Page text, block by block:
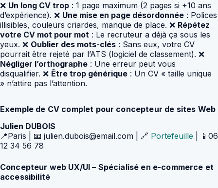
❌ Un long CV trop : 1 page maximum (2 pages si +10 ans
d’expérience). ❌ Une mise en page désordonnée : Polices
illisibles, couleurs criardes, manque de place. ❌ Répétez
votre CV mot pour mot : Le recruteur a déjà ça sous les
yeux. ❌ Oublier des mots-clés : Sans eux, votre CV
pourrait être rejeté par l’ATS (logiciel de classement). ❌
Négliger l’orthographe : Une erreur peut vous
disqualifier. ❌ Être trop générique : Un CV « taille unique
» n’attire pas l’attention.
Exemple de CV complet pour concepteur de sites Web
Julien DUBOIS
📍Paris | 📧 julien.dubois@email.com | 🔗 Portefeuille | 📱06
12 34 56 78
Concepteur web UX/UI – Spécialisé en e-commerce et
accessibilité